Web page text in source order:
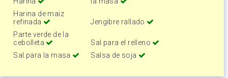
Harina de maiz
refinada
Jengibre rallado
Parte verde de la
cebolleta
Sal para el relleno
Sal para la masa
Salsa de soja